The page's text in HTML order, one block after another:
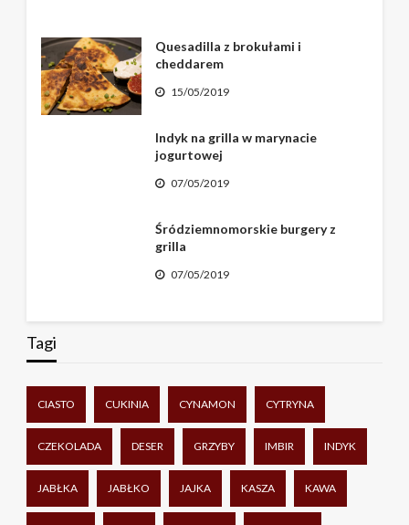
Quesadilla z brokułami i
cheddarem
15/05/2019
Indyk na grilla w marynacie
jogurtowej
07/05/2019
Śródziemnomorskie burgery z
grilla
07/05/2019
Tagi
CIASTO CUKINIA CYNAMON CYTRYNA
CZEKOLADA DESER GRZYBY IMBIR INDYK
JABŁKA JABŁKO JAJKA KASZA KAWA